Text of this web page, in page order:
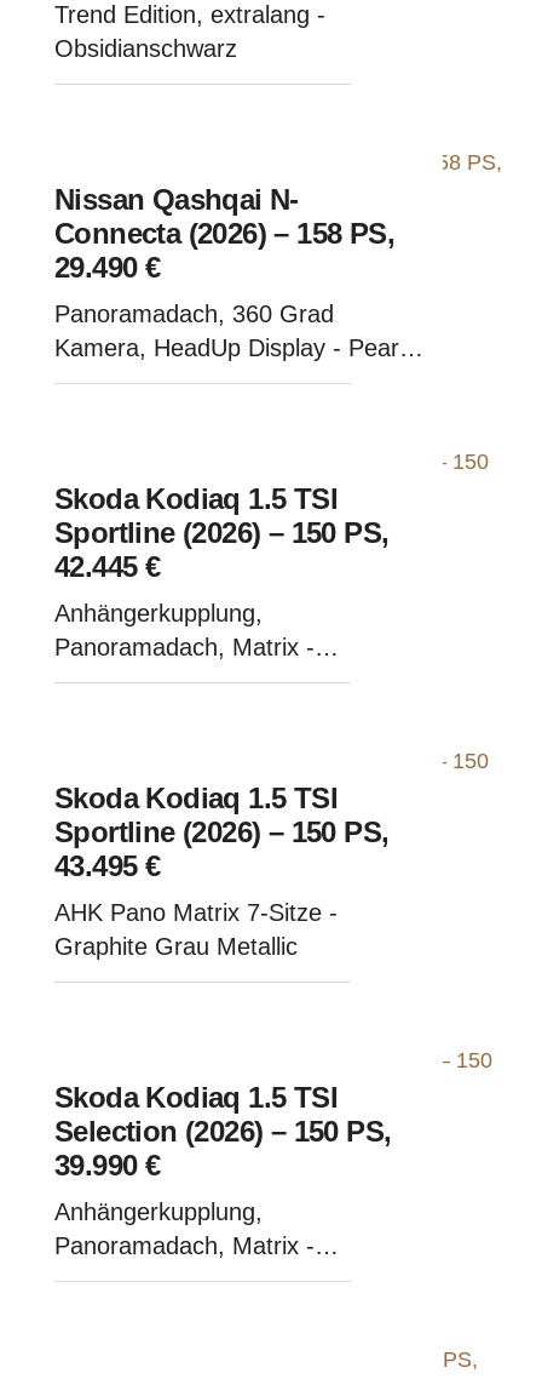
Trend Edition, extralang -
Obsidianschwarz
Nissan Qashqai N-
Connecta (2026) – 158 PS,
29.490 €
Panoramadach, 360 Grad
Kamera, HeadUp Display - Pearl
Black Metallic
Skoda Kodiaq 1.5 TSI
Sportline (2026) – 150 PS,
42.445 €
Anhängerkupplung,
Panoramadach, Matrix -
Moonweiß-Metallic
Skoda Kodiaq 1.5 TSI
Sportline (2026) – 150 PS,
43.495 €
AHK Pano Matrix 7-Sitze -
Graphite Grau Metallic
Skoda Kodiaq 1.5 TSI
Selection (2026) – 150 PS,
39.990 €
Anhängerkupplung,
Panoramadach, Matrix -
Moonweiß-Metallic